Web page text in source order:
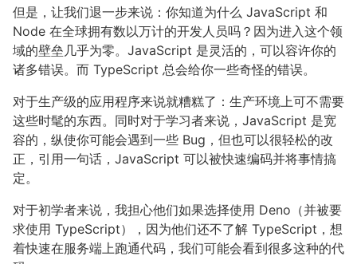
但是，让我们退一步来说：你知道为什么 JavaScript 和
Node 在全球拥有数以万计的开发人员吗？因为进入这个领
域的壁垒几乎为零。JavaScript 是灵活的，可以容许你的
诸多错误。而 TypeScript 总会给你一些奇怪的错误。
对于生产级的应用程序来说就糟糕了：生产环境上可不需要
这些时髦的东西。同时对于学习者来说，JavaScript 是宽
容的，纵使你可能会遇到一些 Bug，但也可以很轻松的改
正，引用一句话，JavaScript 可以被快速编码并将事情搞
定。
对于初学者来说，我担心他们如果选择使用 Deno（并被要
求使用 TypeScript），因为他们还不了解 TypeScript，想
着快速在服务端上跑通代码，我们可能会看到很多这种的代